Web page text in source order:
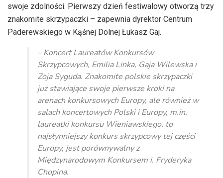
swoje zdolności. Pierwszy dzień festiwalowy otworzą trzy
znakomite skrzypaczki – zapewnia dyrektor Centrum
Paderewskiego w Kąśnej Dolnej Łukasz Gaj.
– Koncert Laureatów Konkursów
Skrzypcowych, Emilia Linka, Gaja Wilewska i
Zoja Syguda. Znakomite polskie skrzypaczki
już stawiające swoje pierwsze kroki na
arenach konkursowych Europy, ale również w
salach koncertowych Polski i Europy, m.in.
laureatki konkursu Wieniawskiego, to
najsłynniejszy konkurs skrzypcowy tej części
Europy, jest porównywalny z
Międzynarodowym Konkursem i. Fryderyka
Chopina.